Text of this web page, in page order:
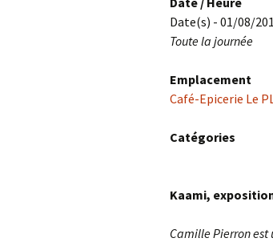
Date(s) - 01/08/
Toute la journée
Emplacement
Café-Epicerie Le
Catégories
Kaami,
Camille Pierron